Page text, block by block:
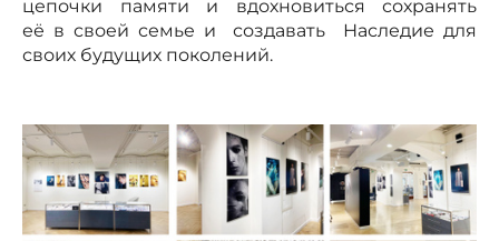
цепочки памяти и вдохновиться сохранять
её в своей семье и создавать Наследие для
своих будущих поколений.